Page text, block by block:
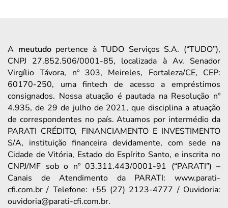
A meutudopertence à TUDO Serviços S.A. (“TUDO”),
CNPJ 27.852.506/0001-85, localizada à Av. Senador
Virgílio Távora, nº 303, Meireles, Fortaleza/CE, CEP:
60170-250, uma fintech de acesso a empréstimos
consignados. Nossa atuação é pautada na Resolução nº
4.935, de 29 de julho de 2021, que disciplina a atuação
de correspondentes no país. Atuamos por intermédio da
PARATI CRÉDITO, FINANCIAMENTO E INVESTIMENTO
S/A, instituição financeira devidamente, com sede na
Cidade de Vitória, Estado do Espírito Santo, e inscrita no
CNPJ/MF sob o nº 03.311.443/0001-91 (“PARATI”) –
Canais de Atendimento da PARATI: www.parati-
cfi.com.br / Telefone: +55 (27) 2123-4777 / Ouvidoria:
ouvidoria@parati-cfi.com.br.